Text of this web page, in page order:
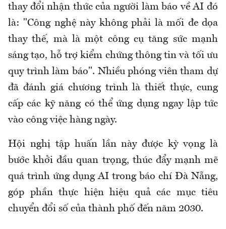
thay đổi nhận thức của người làm báo về AI đó
là: "Công nghệ này không phải là mối đe dọa
thay thế, mà là một công cụ tăng sức mạnh
sáng tạo, hỗ trợ kiểm chứng thông tin và tối ưu
quy trình làm báo". Nhiều phóng viên tham dự
đã đánh giá chương trình là thiết thực, cung
cấp các kỹ năng có thể ứng dụng ngay lập tức
vào công việc hàng ngày.
Hội nghị tập huấn lần này được kỳ vọng là
bước khởi đầu quan trọng, thúc đẩy mạnh mẽ
quá trình ứng dụng AI trong báo chí Đà Nẵng,
góp phần thực hiện hiệu quả các mục tiêu
chuyển đổi số của thành phố đến năm 2030.